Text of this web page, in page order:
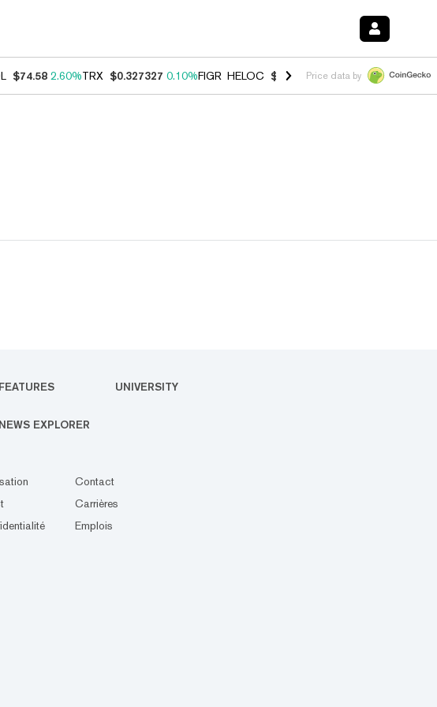
$74.58 2.60%TRX $0.327327 0.10%FIGR_HELOC $1.007 -1.20%HYPE $54.42 -
Price data by
FEATURES UNIVERSITY
NEWS EXPLORER
Contact
Carrières
Emplois